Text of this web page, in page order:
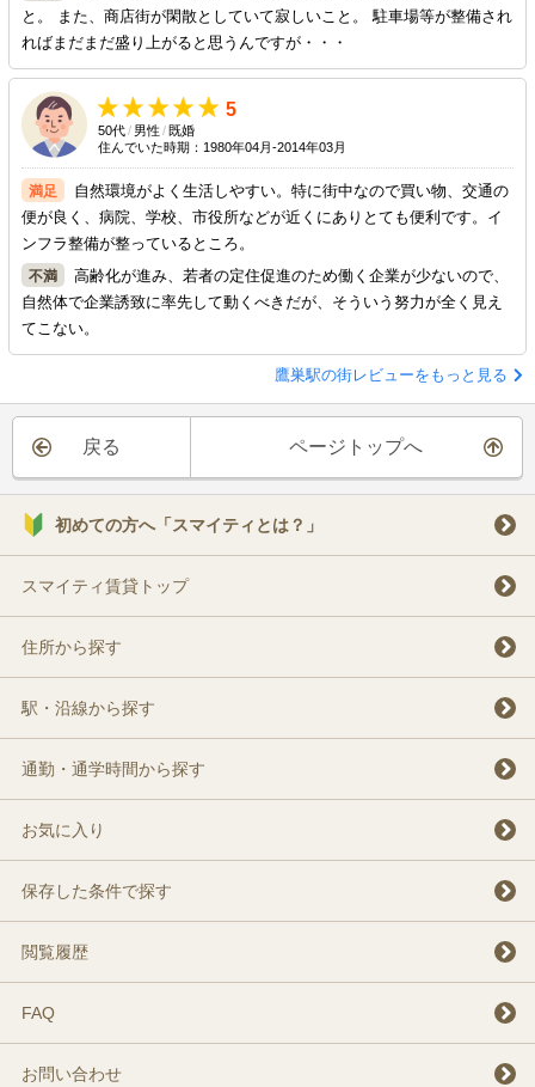
と。 また、商店街が閑散としていて寂しいこと。 駐車場等が整備され
ればまだまだ盛り上がると思うんですが・・・
5
50代/ 男性/ 既婚
住んでいた時期：1980年04月-2014年03月
自然環境がよく生活しやすい。特に街中なので買い物、交通の
便が良く、病院、学校、市役所などが近くにありとても便利です。イ
ンフラ整備が整っているところ。
高齢化が進み、若者の定住促進のため働く企業が少ないので、
自然体で企業誘致に率先して動くべきだが、そういう努力が全く見え
てこない。
鷹巣駅の街レビューをもっと見る
戻る ページトップへ
初めての方へ「スマイティとは？」
スマイティ賃貸トップ
住所から探す
駅・沿線から探す
通勤・通学時間から探す
お気に入り
保存した条件で探す
閲覧履歴
FAQ
お問い合わせ